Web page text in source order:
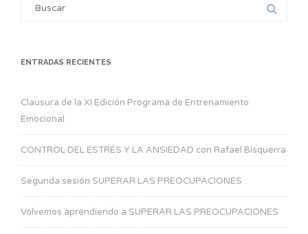
Search
ENTRADAS RECIENTES
Clausura de la XI Edición Programa de Entrenamiento
Emocional
CONTROL DEL ESTRÉS Y LA ANSIEDAD con Rafael Bisquerra
Segunda sesión SUPERAR LAS PREOCUPACIONES
Volvemos aprendiendo a SUPERAR LAS PREOCUPACIONES